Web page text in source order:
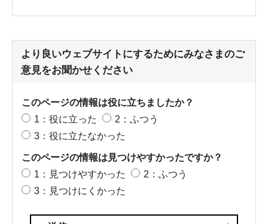
より良いウェブサイトにするためにみなさまのご
意見をお聞かせください
このページの情報は役に立ちましたか？
1：役に立った
2：ふつう
3：役に立たなかった
このページの情報は見つけやすかったですか？
1：見つけやすかった
2：ふつう
3：見つけにくかった